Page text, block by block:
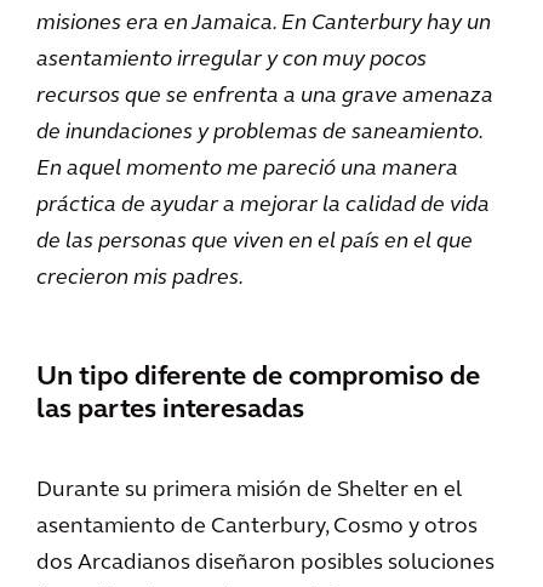
misiones era en Jamaica. En Canterbury hay un
asentamiento irregular y con muy pocos
recursos que se enfrenta a una grave amenaza
de inundaciones y problemas de saneamiento.
En aquel momento me pareció una manera
práctica de ayudar a mejorar la calidad de vida
de las personas que viven en el país en el que
crecieron mis padres.
Un tipo diferente de compromiso de
las partes interesadas
Durante su primera misión de Shelter en el
asentamiento de Canterbury, Cosmo y otros
dos Arcadianos diseñaron posibles soluciones